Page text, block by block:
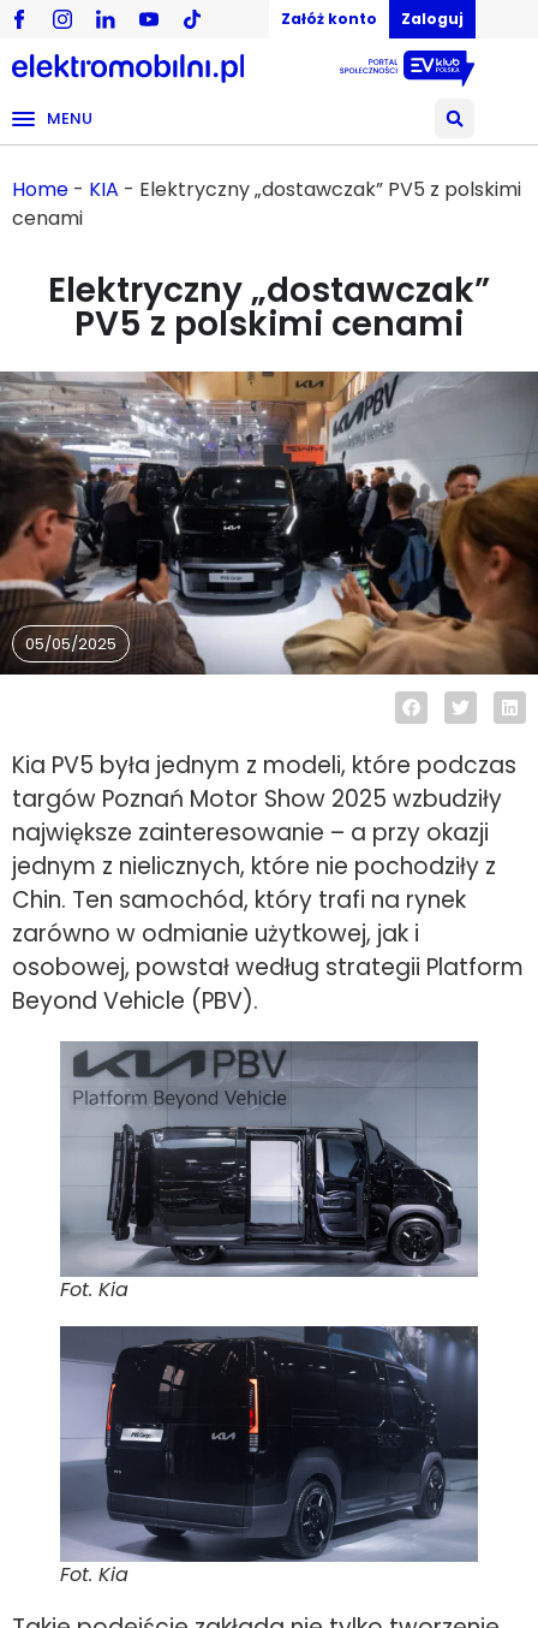
Załóż konto Zaloguj
MENU
Home - KIA - Elektryczny „dostawczak” PV5 z polskimi
cenami
Elektryczny „dostawczak”
PV5 z polskimi cenami
05/05/2025
Kia PV5 była jednym z modeli, które podczas
targów Poznań Motor Show 2025 wzbudziły
największe zainteresowanie – a przy okazji
jednym z nielicznych, które nie pochodziły z
Chin. Ten samochód, który trafi na rynek
zarówno w odmianie użytkowej, jak i
osobowej, powstał według strategii Platform
Beyond Vehicle (PBV).
Fot. Kia
Fot. Kia